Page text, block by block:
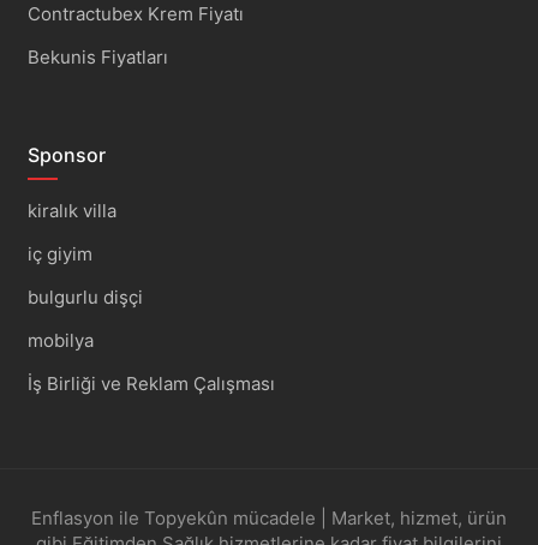
Contractubex Krem Fiyatı
Bekunis Fiyatları
Sponsor
kiralık villa
iç giyim
bulgurlu dişçi
mobilya
İş Birliği ve Reklam Çalışması
Enflasyon ile Topyekûn mücadele | Market, hizmet, ürün